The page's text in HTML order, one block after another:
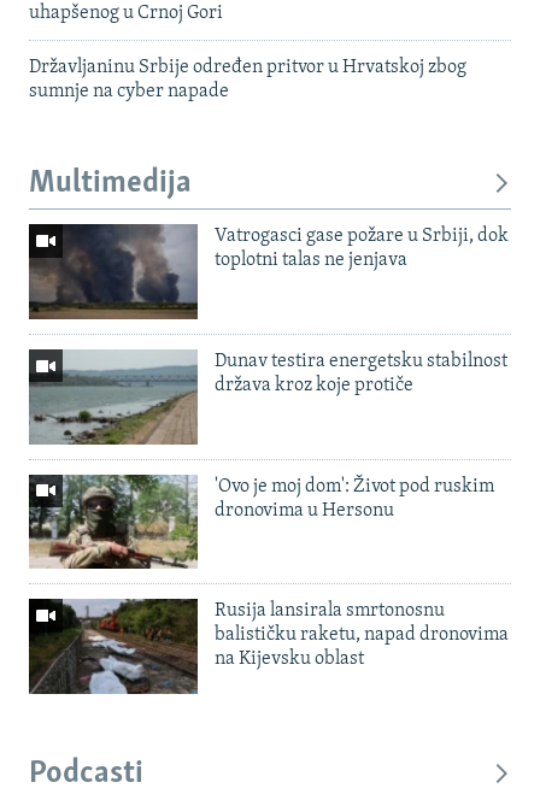
uhapšenog u Crnoj Gori
Državljaninu Srbije određen pritvor u Hrvatskoj zbog
sumnje na cyber napade
Multimedija
Vatrogasci gase požare u Srbiji, dok
toplotni talas ne jenjava
Dunav testira energetsku stabilnost
država kroz koje protiče
'Ovo je moj dom': Život pod ruskim
dronovima u Hersonu
Rusija lansirala smrtonosnu
balističku raketu, napad dronovima
na Kijevsku oblast
Podcasti